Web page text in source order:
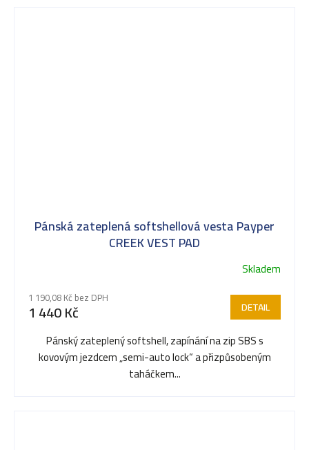
Pánská zateplená softshellová vesta Payper
CREEK VEST PAD
Skladem
1 190,08 Kč bez DPH
1 440 Kč DETAIL
Pánský zateplený softshell, zapínání na zip SBS s
kovovým jezdcem „semi-auto lock“ a přizpůsobeným
taháčkem...